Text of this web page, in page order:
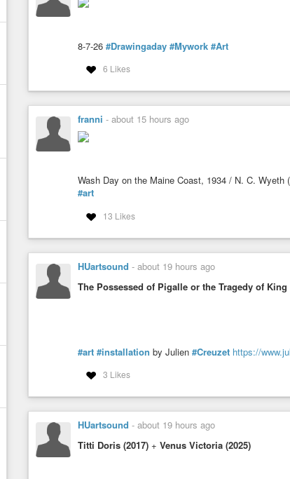
8-7-26 #Drawingaday #Mywork #Art
6 Likes
franni - about 15 hours ago
Wash Day on the Maine Coast, 1934 / N. C. Wyeth
#art
13 Likes
HUartsound - about 19 hours ago
The Possessed of Pigalle or the Tragedy of King
#art #installation by Julien #Creuzet https://
3 Likes
HUartsound - about 19 hours ago
Titti Doris (2017) + Venus Victoria (2025)